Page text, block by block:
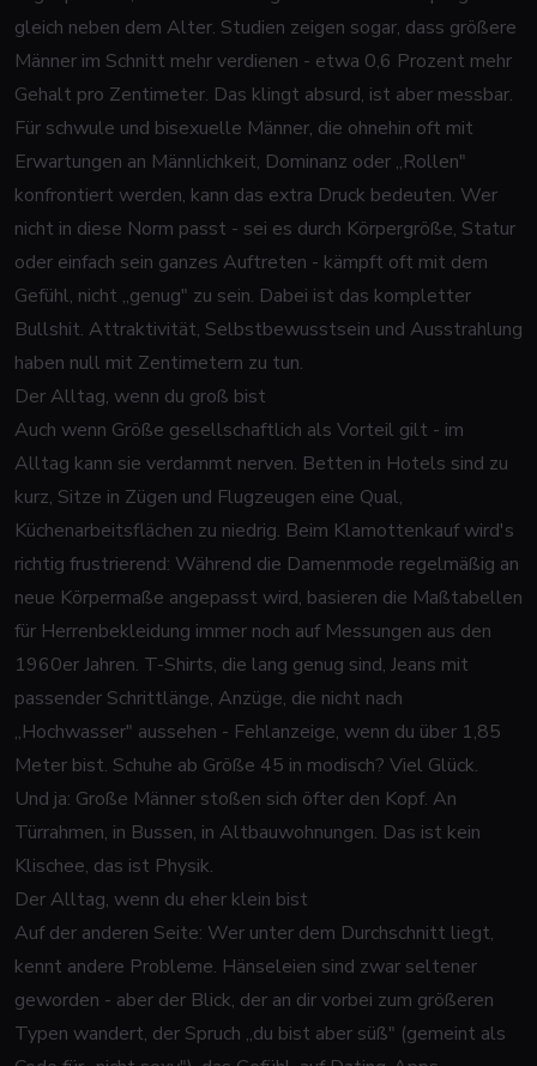
gleich neben dem Alter. Studien zeigen sogar, dass größere
Männer im Schnitt mehr verdienen - etwa 0,6 Prozent mehr
Gehalt pro Zentimeter. Das klingt absurd, ist aber messbar.
Für schwule und bisexuelle Männer, die ohnehin oft mit
Erwartungen an Männlichkeit, Dominanz oder „Rollen"
konfrontiert werden, kann das extra Druck bedeuten. Wer
nicht in diese Norm passt - sei es durch Körpergröße, Statur
oder einfach sein ganzes Auftreten - kämpft oft mit dem
Gefühl, nicht „genug" zu sein. Dabei ist das kompletter
Bullshit. Attraktivität, Selbstbewusstsein und Ausstrahlung
haben null mit Zentimetern zu tun.
Der Alltag, wenn du groß bist
Auch wenn Größe gesellschaftlich als Vorteil gilt - im
Alltag kann sie verdammt nerven. Betten in Hotels sind zu
kurz, Sitze in Zügen und Flugzeugen eine Qual,
Küchenarbeitsflächen zu niedrig. Beim Klamottenkauf wird's
richtig frustrierend: Während die Damenmode regelmäßig an
neue Körpermaße angepasst wird, basieren die Maßtabellen
für Herrenbekleidung immer noch auf Messungen aus den
1960er Jahren. T-Shirts, die lang genug sind, Jeans mit
passender Schrittlänge, Anzüge, die nicht nach
„Hochwasser" aussehen - Fehlanzeige, wenn du über 1,85
Meter bist. Schuhe ab Größe 45 in modisch? Viel Glück.
Und ja: Große Männer stoßen sich öfter den Kopf. An
Türrahmen, in Bussen, in Altbauwohnungen. Das ist kein
Klischee, das ist Physik.
Der Alltag, wenn du eher klein bist
Auf der anderen Seite: Wer unter dem Durchschnitt liegt,
kennt andere Probleme. Hänseleien sind zwar seltener
geworden - aber der Blick, der an dir vorbei zum größeren
Typen wandert, der Spruch „du bist aber süß" (gemeint als